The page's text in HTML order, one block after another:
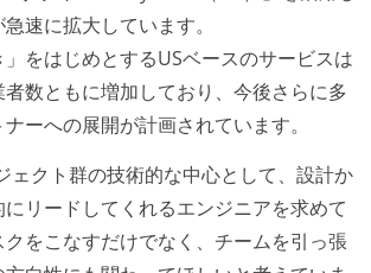
速に拡大しています。
」をはじめとするUSベースのサービスは
数ともに増加しており、今後さらに多
ーへの展開が計画されています。
ェクト群の技術的な中心として、設計か
リードしてくれるエンジニアを求めて
をこなすだけでなく、チームを引っ張